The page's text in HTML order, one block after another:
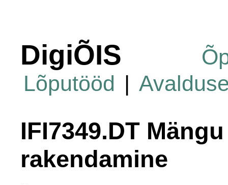
DigiÕIS
Lõputööd |
IFI7349.DT
rakendamine